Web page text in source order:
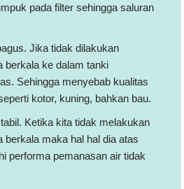
pada filter sehingga saluran
Jika tidak dilakukan
berkala ke dalam tanki
Sehingga menyebab kualitas
kotor, kuning, bahkan bau.
Ketika kita tidak melakukan
berkala maka hal hal dia atas
performa pemanasan air tidak